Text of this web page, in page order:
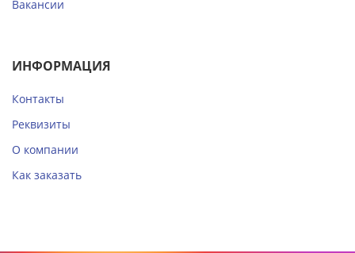
Вакансии
ИНФОРМАЦИЯ
Контакты
Реквизиты
О компании
Как заказать